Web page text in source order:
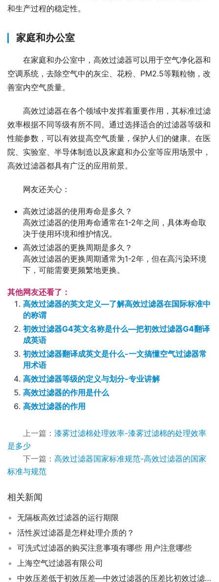
和生产过程的稳定性。
家庭和办公室
在家庭和办公室中，高效过滤器可以用于空气净化器和
空调系统，去除空气中的灰尘、花粉、PM2.5等颗粒物，改
善室内空气质量。
高效过滤器在各个领域中发挥着重要作用，其标准过滤
效率根据不同等级有所不同。通过选择适合的过滤器等级和
性能参数，可以有效提高空气质量，保护人们的健康。在医
院、实验室、半导体制造以及家庭和办公室等应用场景中，
高效过滤器都具有广泛的应用前景。
网友还关心：
高效过滤器的使用寿命是多久？
高效过滤器的使用寿命通常在1-2年之间，具体寿命取
决于使用环境和维护情况。
高效过滤器的更换周期是多久？
高效过滤器的更换周期通常为1-2年，但在高污染环境
下，可能需要更频繁地更换。
其他网友还看了：
高效过滤器的英文定义—了解高效过滤器在国际标准中
的称谓
初效过滤器G4英文名称是什么—把初效过滤器G4翻译
成英语
初效过滤器翻译成英文是什么-一文搞懂空气过滤器常
用术语
高效过滤器等级的定义与划分-专业讲解
高效过滤器的作用是什么
高效过滤器的作用
上一篇： 漆雾过滤棉处理效率-漆雾过滤棉的处理效率
是多少
下一篇： 高效过滤器国家标准规范-高效过滤器的国家
标准与规范
相关新闻
无隔板高效过滤器的运行期限
活性炭过滤器是怎样处理介质的？
可洗式过滤器的购买注意事项有哪些 用户注意哪些
上海空气过滤器有限公司
中效压差低于初效压差—中效过滤器的压差比初效过滤器还小的原因和解决办法